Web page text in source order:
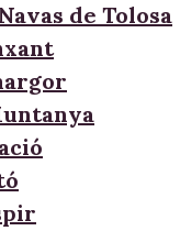
de Tolosa